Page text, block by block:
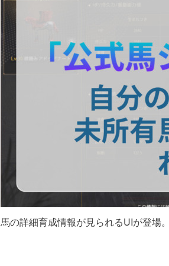
馬の詳細育成情報が見られるUIが登場